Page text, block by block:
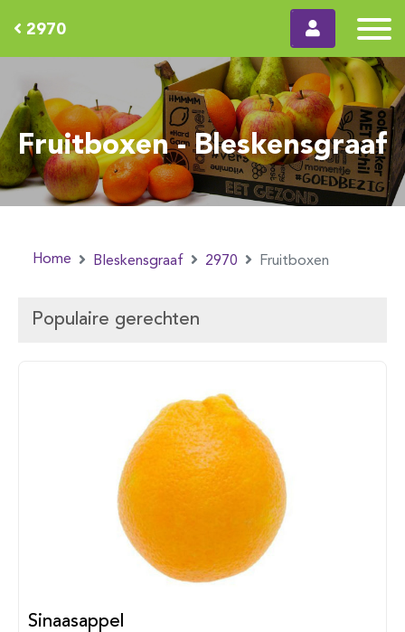
2970
Fruitboxen - Bleskensgraaf
Home Bleskensgraaf 2970 Fruitboxen
Populaire gerechten
Sinaasappel